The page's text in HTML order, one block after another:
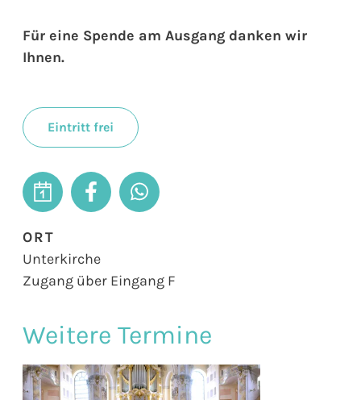
Für eine Spende am Ausgang danken wir
Ihnen.
Eintritt frei
ORT
Unterkirche
Zugang über Eingang F
Weitere Termine